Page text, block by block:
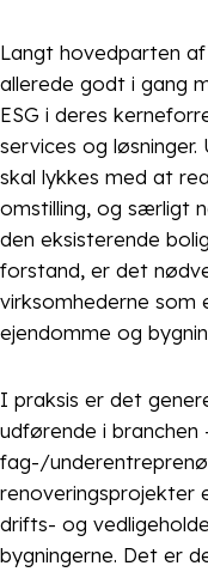
Langt hovedparten
allerede godt i gang
ESG i deres
services og
skal lykkes med at
omstilling, og særligt
den eksisterende
forstand, er det
virksomhederne som
ejendomme og
I praksis er det
udførende i branchen
fag-/
renoveringsprojekter
drifts- og
bygningerne. Det er